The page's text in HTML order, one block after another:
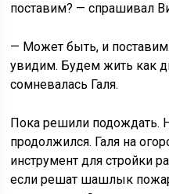
поставим? — спрашивал
— Может быть, и
увидим. Будем жить как
сомневалась Галя.
Пока решили подождать.
продолжился. Галя на
инструмент для стройки
если решат шашлык